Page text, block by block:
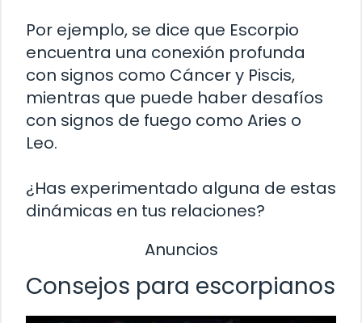
Por ejemplo, se dice que Escorpio
encuentra una conexión profunda
con signos como Cáncer y Piscis,
mientras que puede haber desafíos
con signos de fuego como Aries o
Leo.
¿Has experimentado alguna de estas
dinámicas en tus relaciones?
Anuncios
Consejos para escorpianos